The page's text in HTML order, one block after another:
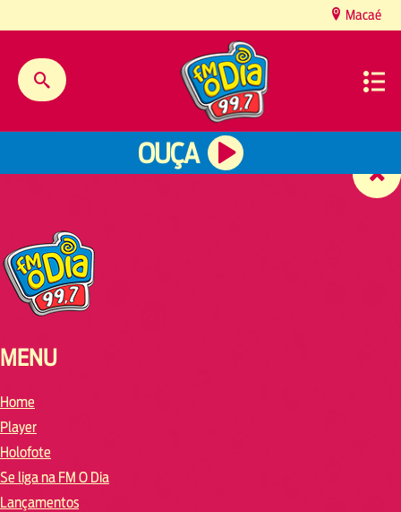
Macaé
OUÇA
MENU
Home
Player
Holofote
Se liga na FM O Dia
Lançamentos